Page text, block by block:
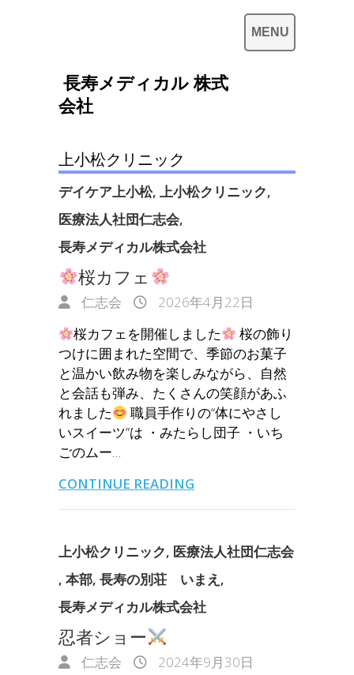
長寿メディカル 株式
会社
上小松クリニック
デイケア上小松, 上小松クリニック,
医療法人社団仁志会,
長寿メディカル株式会社
桜カフェ
仁志会
2026年4月22日
桜カフェを開催しました
桜の飾り
つけに囲まれた空間で、季節のお菓子
と温かい飲み物を楽しみながら、自然
と会話も弾み、たくさんの笑顔があふ
れました
職員手作りの“体にやさし
いスイーツ”は ・みたらし団子 ・いち
ごのムー…
CONTINUE READING
上小松クリニック, 医療法人社団仁志会
, 本部, 長寿の別荘 いまえ ,
長寿メディカル株式会社
忍者ショー
仁志会
2024年9月30日